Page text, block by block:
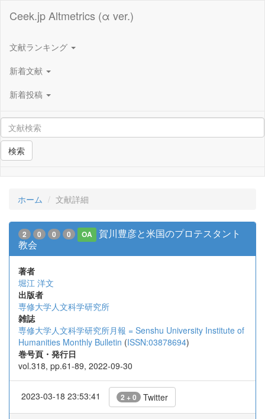
Ceek.jp Altmetrics (α ver.)
文献ランキング
新着文献
新着投稿
検索
ホーム 文献詳細
2 0 0 0 OA
賀川豊彦と米国のプロテスタント
教会
著者
堀江 洋文
出版者
専修大学人文科学研究所
雑誌
専修大学人文科学研究所月報 = Senshu University Institute of
Humanities Monthly Bulletin (ISSN:03878694)
巻号頁・発行日
vol.318, pp.61-89, 2022-09-30
2023-03-18 23:53:41 2 + 0 Twitter